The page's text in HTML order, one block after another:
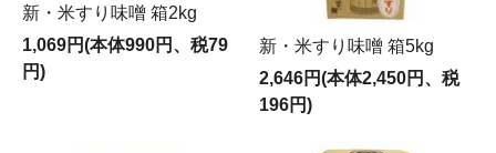
新・米すり味噌 箱2kg
1,069円(本体990円、税79
円)
新・米すり味噌 箱5kg
2,646円(本体2,450円、税
196円)